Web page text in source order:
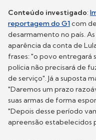
Conteúdo investigado:
reportagem do G1com
desarmamento no país.
aparência da conta de
frases: "o povo entregará
polícia não precisará de
de serviço". Já a suposta
"Daremos um prazo
suas armas de forma
"Depois desse período
apreensão estabelecidos